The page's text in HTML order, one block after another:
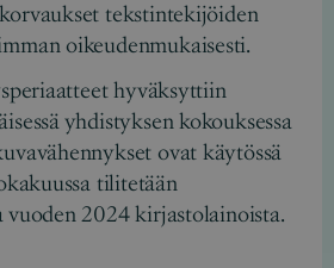
tekstintekijöiden
oikeudenmukaisesti.
hyväksyttiin
yhdistyksen kokouksessa
ovat käytössä
tilitetään
vuoden 2024 kirjastolainoista.